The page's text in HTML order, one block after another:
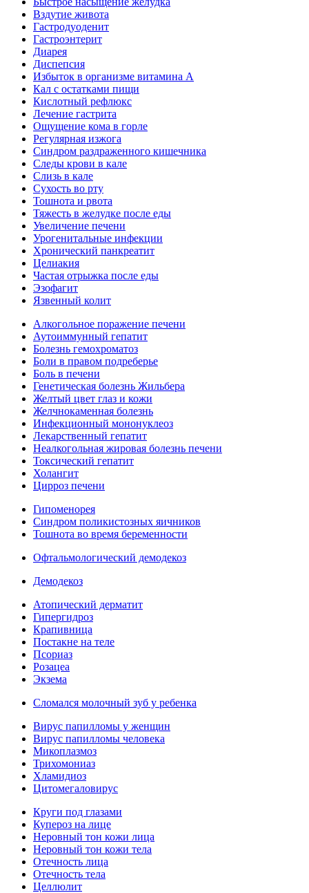
Вздутие живота
Гастродуоденит
Гастроэнтерит
Диарея
Диспепсия
Избыток в организме витамина А
Кал с остатками пищи
Кислотный рефлюкс
Лечение гастрита
Ощущение кома в горле
Регулярная изжога
Синдром раздраженного кишечника
Следы крови в кале
Слизь в кале
Сухость во рту
Тошнота и рвота
Тяжесть в желудке после еды
Увеличение печени
Урогенитальные инфекции
Хронический панкреатит
Целиакия
Частая отрыжка после еды
Эзофагит
Язвенный колит
Алкогольное поражение печени
Аутоиммунный гепатит
Болезнь гемохроматоз
Боли в правом подреберье
Боль в печени
Генетическая болезнь Жильбера
Желтый цвет глаз и кожи
Желчнокаменная болезнь
Инфекционный мононуклеоз
Лекарственный гепатит
Неалкогольная жировая болезнь печени
Токсический гепатит
Холангит
Цирроз печени
Гипоменорея
Синдром поликистозных яичников
Тошнота во время беременности
Офтальмологический демодекоз
Демодекоз
Атопический дерматит
Гипергидроз
Крапивница
Постакне на теле
Псориаз
Розацеа
Экзема
Сломался молочный зуб у ребенка
Вирус папилломы у женщин
Вирус папилломы человека
Микоплазмоз
Трихомониаз
Хламидиоз
Цитомегаловирус
Круги под глазами
Купероз на лице
Неровный тон кожи лица
Неровный тон кожи тела
Отечность лица
Отечность тела
Целлюлит